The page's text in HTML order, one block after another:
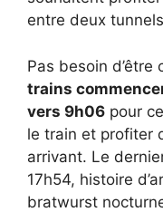
entre deux
Pas besoin d’être
trains
vers 9h06 pour
le train et profiter
arrivant. Le
17h54, histoire
bratwurst